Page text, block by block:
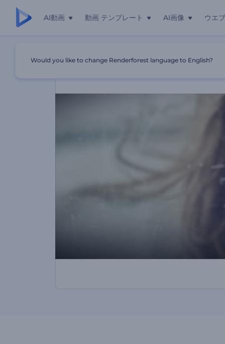
AI動画 動画 テンプレート AI画像 ウエ
Would you like to change Renderforest language to English?